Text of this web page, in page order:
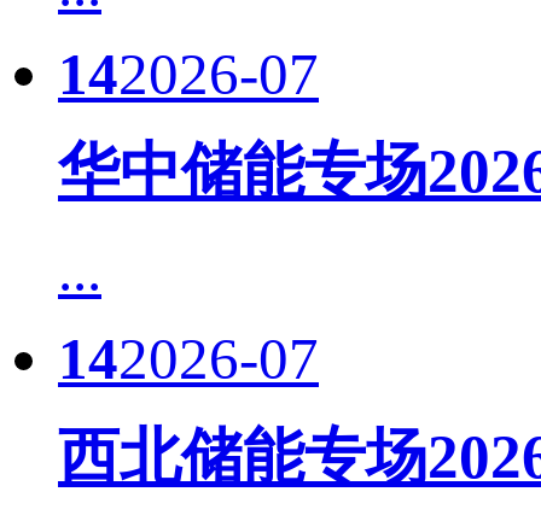
142026-07
华中储能专场
...
142026-07
西北储能专场